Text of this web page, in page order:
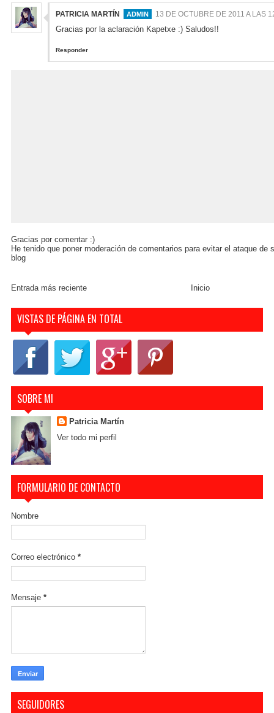
PATRICIA MARTÍN 13 DE OCTUBRE DE 2011 A LAS
Gracias por la aclaración Kapetxe :) Saludos!!
Responder
Gracias por comentar :)
He tenido que poner moderación de comentarios para evitar el ataque de
blog
Entrada más reciente Inicio
VISTAS DE PÁGINA EN TOTAL
SOBRE MI
Patricia Martín
Ver todo mi perfil
FORMULARIO DE CONTACTO
Nombre
Correo electrónico *
Mensaje *
SEGUIDORES